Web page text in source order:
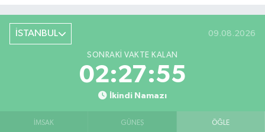
İSTANBUL 09.08.2026
SONRAKI VAKTE KALAN
02:27:55
İkindi Namazı
İMSAK GÜNEŞ ÖĞLE